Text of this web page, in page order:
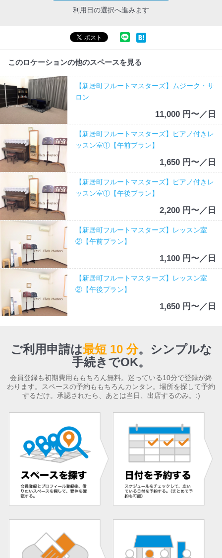
利用日の選択へ進みます
このロケーションの他のスペースを見る
【新居町フルートマスターズ】ムジーク・サ
ロン
11,000 円〜／日
【新居町フルートマスターズ】ピアノ付きレ
ッスン室①【午前プラン】
1,650 円〜／日
【新居町フルートマスターズ】ピアノ付きレ
ッスン室①【午後プラン】
2,200 円〜／日
【新居町フルートマスターズ】レッスン室
②【午前プラン】
1,100 円〜／日
【新居町フルートマスターズ】レッスン室
②【午後プラン】
1,650 円〜／日
ご利用申請は最短 10 分。 シンプルな
手続きでOK。
会員登録も初期費用ももちろん無料。迷っている10分で登録が終
わります。スペースの予約ももちろんカンタン。場所を探して予約
するだけ。承認されたら、あとは当日、出店するのみ。:)